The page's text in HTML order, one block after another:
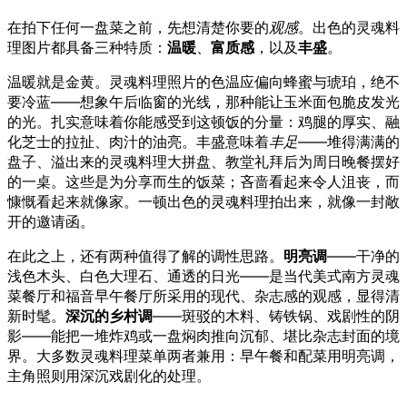
在拍下任何一盘菜之前，先想清楚你要的观感。出色的灵魂料
理图片都具备三种特质： 温暖、 富质感，以及丰盛。
温暖就是金黄。灵魂料理照片的色温应偏向蜂蜜与琥珀，绝不
要冷蓝——想象午后临窗的光线，那种能让玉米面包脆皮发光
的光。扎实意味着你能感受到这顿饭的分量：鸡腿的厚实、融
化芝士的拉扯、肉汁的油亮。丰盛意味着丰足——堆得满满的
盘子、溢出来的灵魂料理大拼盘、教堂礼拜后为周日晚餐摆好
的一桌。这些是为分享而生的饭菜；吝啬看起来令人沮丧，而
慷慨看起来就像家。一顿出色的灵魂料理拍出来，就像一封敞
开的邀请函。
在此之上，还有两种值得了解的调性思路。 明亮调——干净的
浅色木头、白色大理石、通透的日光——是当代美式南方灵魂
菜餐厅和福音早午餐厅所采用的现代、杂志感的观感，显得清
新时髦。 深沉的乡村调——斑驳的木料、铸铁锅、戏剧性的阴
影——能把一堆炸鸡或一盘焖肉推向沉郁、堪比杂志封面的境
界。大多数灵魂料理菜单两者兼用：早午餐和配菜用明亮调，
主角照则用深沉戏剧化的处理。